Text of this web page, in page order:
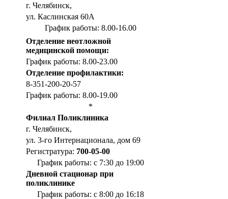
г. Челябинск,
ул. Каслинская 60А
График работы: 8.00-16.00
Отделение неотложной
медицинской помощи:
График работы: 8.00-23.00
Отделение профилактики:
8-351-200-20-57
График работы: 8.00-19.00
*
Филиал Поликлиника
г. Челябинск,
ул. 3-го Интернационала, дом 69
Регистратура: 700-05-00
График работы: с 7:30 до 19:00
Дневной стационар при
поликлинике
График работы: с 8:00 до 16:18